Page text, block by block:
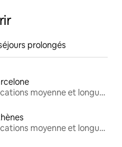
prolongés
Locations moyenne et longue durée
Locations moyenne et longue durée